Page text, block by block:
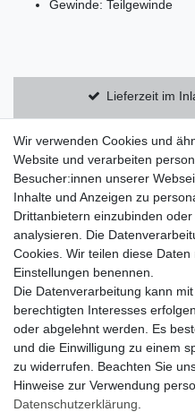
Gewinde: Teilgewinde
Lieferzeit im
Kostenloser
14 Tage
Zahlung und Versand
Widerrufsrecht
Widerrufsformular
Datenschutzerklärung
AGB
Impressum
Wir verwenden Cookies und
Website und verarbeiten
Besucher:innen unserer
Inhalte und Anzeigen zu
Drittanbietern einzubinden
analysieren. Die
Cookies. Wir teilen diese
Einstellungen benennen.
Die Datenverarbeitung kann
berechtigten Interesses
oder abgelehnt werden. Es
und die Einwilligung zu einem
zu widerrufen. Beachten Sie
Hinweise zur Verwendung
Daten­schutz­erklärung